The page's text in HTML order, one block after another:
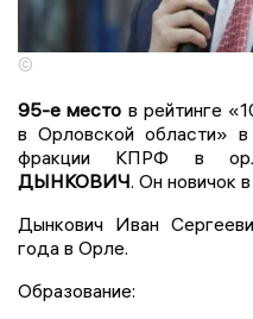
©
95-е место в рейтинге
в Орловской области»
фракции КПРФ в
ДЫНКОВИЧ. Он новичок
Дынкович Иван
года в Орле.
Образование: